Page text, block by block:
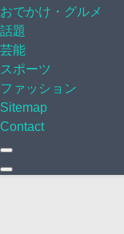
おでかけ・グルメ
話題
芸能
スポーツ
ファッション
Sitemap
Contact